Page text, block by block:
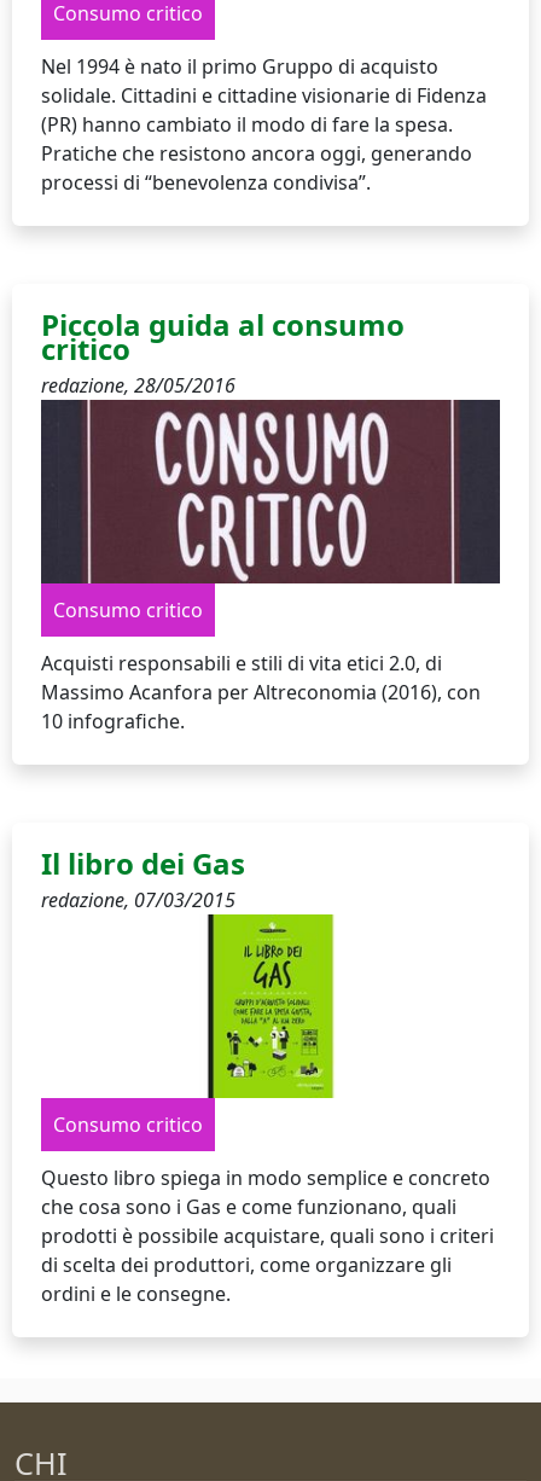
Consumo critico
Nel 1994 è nato il primo Gruppo di acquisto
solidale. Cittadini e cittadine visionarie di Fidenza
(PR) hanno cambiato il modo di fare la spesa.
Pratiche che resistono ancora oggi, generando
processi di “benevolenza condivisa”.
Piccola guida al consumo
critico
redazione, 28/05/2016
Consumo critico
Acquisti responsabili e stili di vita etici 2.0, di
Massimo Acanfora per Altreconomia (2016), con
10 infografiche.
Il libro dei Gas
redazione, 07/03/2015
Consumo critico
Questo libro spiega in modo semplice e concreto
che cosa sono i Gas e come funzionano, quali
prodotti è possibile acquistare, quali sono i criteri
di scelta dei produttori, come organizzare gli
ordini e le consegne.
CHI